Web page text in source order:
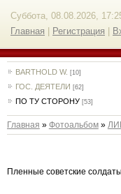
Суббота, 08.08.2026,
Главная
Регистрация
BARTHOLD W. [10]
ГОС. ДЕЯТЕЛИ [62]
ПО ТУ СТОРОНУ [53]
Главная » Фотоальбом»
Пленные советские